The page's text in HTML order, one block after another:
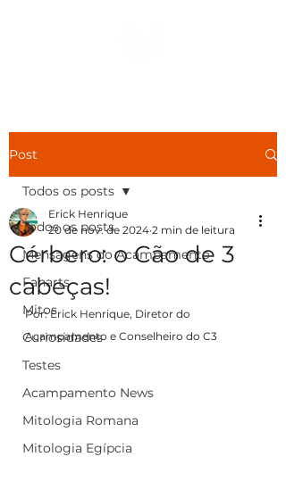
Post
Todos os posts
Mensagens do Acampamento
Fanarts
Mitos
Curiosidades
Testes
Acampamento News
Mitologia Romana
Mitologia Egípcia
Todos os posts
Cérbero: o Cão de 3
cabeças!
Erick Henrique
20 de nov. de 2024 2 min de leitura
Por: Erick Henrique, Diretor do
Acampamento e Conselheiro do C3